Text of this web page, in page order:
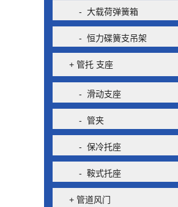
- 大载荷弹簧箱
- 恒力碟簧支吊架
+ 管托 支座
- 滑动支座
- 管夹
- 保冷托座
- 鞍式托座
+ 管道风门